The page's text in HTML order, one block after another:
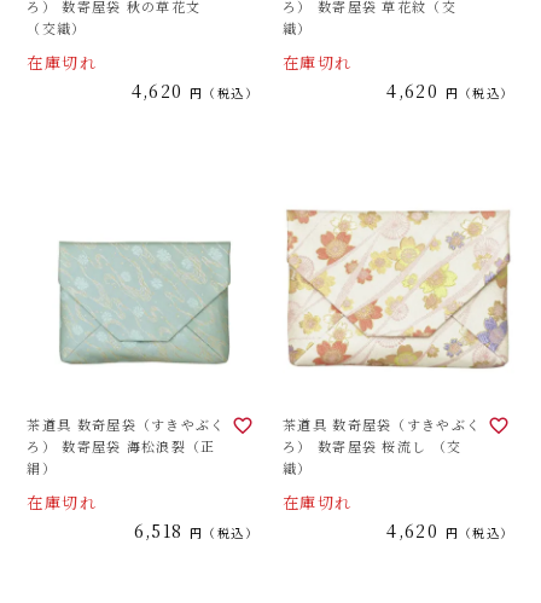
ろ） 数寄屋袋 秋の草花文
（交織）
在庫切れ
4,620 税込
ろ） 数寄屋袋 草花紋（交
織）
在庫切れ
4,620 税込
茶道具 数奇屋袋（すきやぶく
ろ） 数寄屋袋 海松浪裂（正
絹）
在庫切れ
6,518 税込
茶道具 数奇屋袋（すきやぶく
ろ） 数寄屋袋 桜流し （交
織）
在庫切れ
4,620 税込